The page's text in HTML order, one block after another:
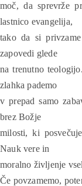
moč, da sprevrže
lastnico evangelija,
tako da si
zapovedi glede
na trenutno
zlahka pademo
v prepad samo
brez Božje
milosti, ki
Nauk vere in
moralno življenje
Če povzamemo,